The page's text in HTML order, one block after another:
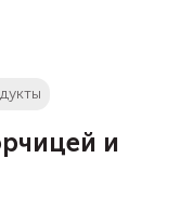
и